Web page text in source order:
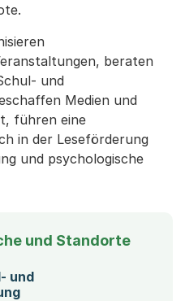
beraten
und
Medien und
führen eine
in der Leseförderung
und psychologische
und Standorte
und